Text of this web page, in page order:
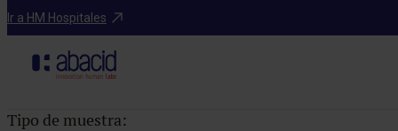
Ir a HM Hospitales
Catálogo de pruebas
Tipo de muestra: